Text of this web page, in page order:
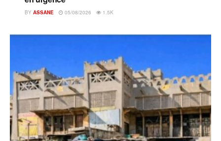
BY ASSANE 05/08/2026 1.5K